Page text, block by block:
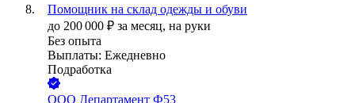
Помощник на склад одежды и обуви
до 200 000 ₽ за месяц, на руки
Без опыта
Выплаты: Ежедневно
Подработка
ООО Департамент Ф53